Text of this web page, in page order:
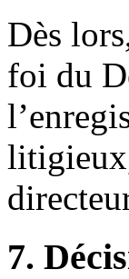
Dès
foi du
7.